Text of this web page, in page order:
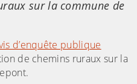
sur la commune de
d’enquête publique
de chemins ruraux sur la